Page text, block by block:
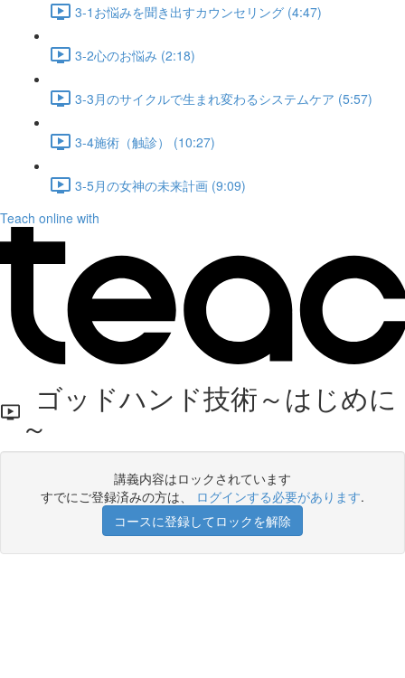
3-1お悩みを聞き出すカウンセリング (4:47)
3-2心のお悩み (2:18)
3-3月のサイクルで生まれ変わるシステムケア (5:57)
3-4施術（触診） (10:27)
3-5月の女神の未来計画 (9:09)
Teach online with
ゴッドハンド技術～はじめに
～
講義内容はロックされています
すでにご登録済みの方は、 ログインする必要があります.
コースに登録してロックを解除